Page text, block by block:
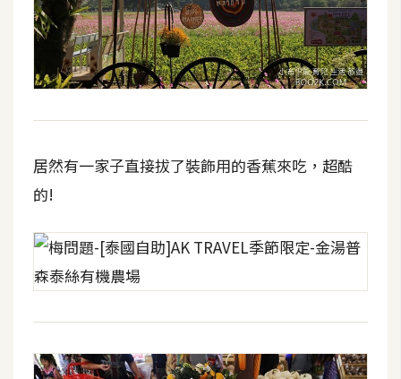
居然有一家子直接拔了裝飾用的香蕉來吃，超酷
的!